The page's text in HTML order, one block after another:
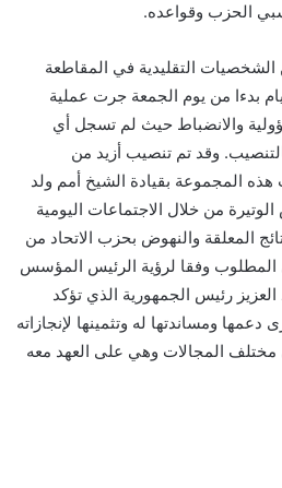
الحزب وقواعده.
التقليدية في المقاطعة
بدءا من يوم الجمعة جرت عملية
والانضباط حيث لم تسجل أي
وقد تم تنصيب أزيد من
المجموعة بقيادة الشيخ أمم ولد
من خلال الاجتماعات اليومية
المعلقة والنهوض بحزب الاتحاد من
المطلوب وفقا لرؤية الرئيس المؤسس
رئيس الجمهورية الذي تؤكد
ومساندتها له وتثمينها لإنجازاته
مختلف المجالات وهي على العهد معه